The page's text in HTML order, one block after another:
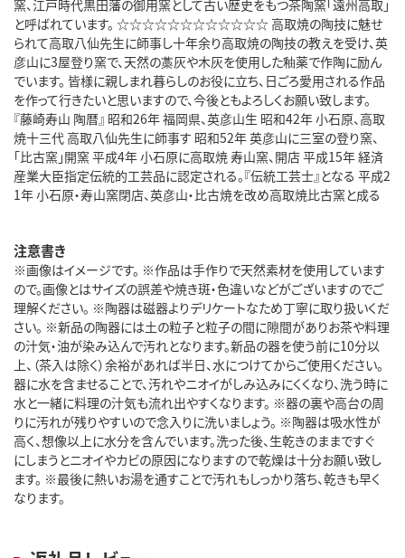
窯、江戸時代黒田藩の御用窯として古い歴史をもつ茶陶窯「遠州高取」
と呼ばれています。 ☆☆☆☆☆☆☆☆☆☆☆☆ 高取焼の陶技に魅せ
られて高取八仙先生に師事し十年余り高取焼の陶技の教えを受け、英
彦山に3屋登り窯で、天然の藁灰や木灰を使用した釉薬で作陶に励ん
でいます。 皆様に親しまれ暮らしのお役に立ち、日ごろ愛用される作品
を作って行きたいと思いますので、今後ともよろしくお願い致します。
『藤崎寿山 陶暦』 昭和26年 福岡県、英彦山生 昭和42年 小石原、高取
焼十三代 高取八仙先生に師事す 昭和52年 英彦山に三室の登り窯、
「比古窯」開窯 平成4年 小石原に高取焼 寿山窯、開店 平成15年 経済
産業大臣指定伝統的工芸品に認定される。『伝統工芸士』となる 平成2
1年 小石原・寿山窯閉店、英彦山・比古焼を改め高取焼比古窯と成る
注意書き
※画像はイメージです。 ※作品は手作りで天然素材を使用しています
ので。画像とはサイズの誤差や焼き斑・色違いなどがございますのでご
理解ください。 ※陶器は磁器よりデリケートなため丁寧に取り扱いくだ
さい。 ※新品の陶器には土の粒子と粒子の間に隙間がありお茶や料理
の汁気・油が染み込んで汚れとなります。新品の器を使う前に10分以
上、（茶入は除く）余裕があれば半日、水につけてからご使用ください。
器に水を含ませることで、汚れやニオイがしみ込みにくくなり、洗う時に
水と一緒に料理の汁気も流れ出やすくなります。 ※器の裏や高台の周
りに汚れが残りやすいので念入りに洗いましょう。 ※陶器は吸水性が
高く、想像以上に水分を含んでいます。洗った後、生乾きのままですぐ
にしまうとニオイやカビの原因になりますので乾燥は十分お願い致し
ます。 ※最後に熱いお湯を通すことで汚れもしっかり落ち、乾きも早く
なります。